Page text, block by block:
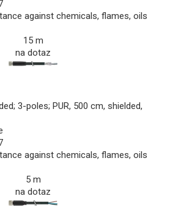
against chemicals, flames, oils
15 m
na dotaz
3-poles; PUR, 500 cm, shielded,
against chemicals, flames, oils
5 m
na dotaz